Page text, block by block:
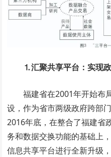
⒈汇聚共享平台：实现
福建省在2001年开始布
设，作为省市两级政府跨部
2016年底，在整合了福建省
务和数据交换功能的基础上
信息共享平台进行全新升级